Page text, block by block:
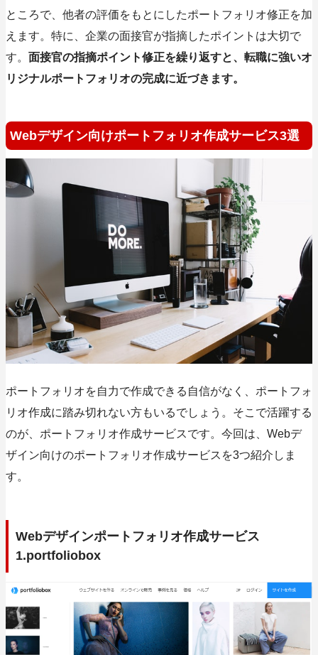
ところで、他者の評価をもとにしたポートフォリオ修正を加
えます。特に、企業の面接官が指摘したポイントは大切で
す。 面接官の指摘ポイント修正を繰り返すと、転職に強いオ
リジナルポートフォリオの完成に近づきます。
Webデザイン向けポートフォリオ作成サービス3選
ポートフォリオを自力で作成できる自信がなく、ポートフォ
リオ作成に踏み切れない方もいるでしょう。そこで活躍する
のが、ポートフォリオ作成サービスです。今回は、Webデ
ザイン向けのポートフォリオ作成サービスを3つ紹介しま
す。
Webデザインポートフォリオ作成サービス
1.portfoliobox